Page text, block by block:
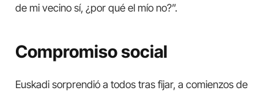
de mi vecino sí, ¿por qué el mío no?”.
Compromiso social
Euskadi sorprendió a todos tras fijar, a comienzos de